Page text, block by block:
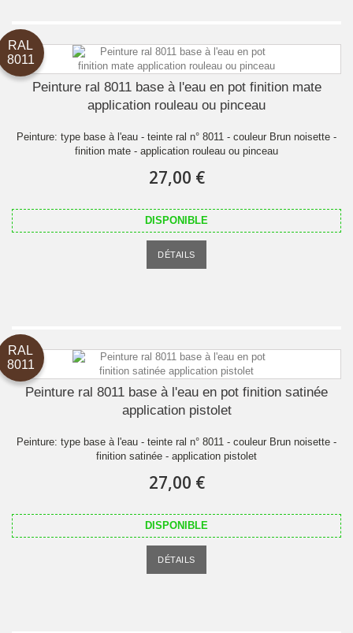
RAL
8011
Peinture ral 8011 base à l'eau en pot finition mate
application rouleau ou pinceau
Peinture: type base à l'eau - teinte ral n° 8011 - couleur Brun noisette -
finition mate - application rouleau ou pinceau
27,00 €
DISPONIBLE
DÉTAILS
RAL
8011
Peinture ral 8011 base à l'eau en pot finition satinée
application pistolet
Peinture: type base à l'eau - teinte ral n° 8011 - couleur Brun noisette -
finition satinée - application pistolet
27,00 €
DISPONIBLE
DÉTAILS